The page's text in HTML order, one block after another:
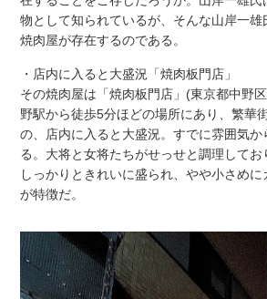
物として知られているが、そんな山岸一雄
焼肉屋が存在するのである。
・店内に入ると大盛況「焼肉板門店」
その焼肉屋は「焼肉板門店」(東京都中野
野駅から徒歩5分ほどの場所にあり、繁華
の、店内に入ると大盛況。すでに雰囲気か
る。大将と女将たちがせっせと調理してお
しっかりときれいに盛られ、やや小さめ
が特徴だ。